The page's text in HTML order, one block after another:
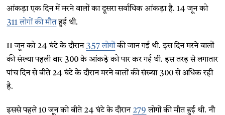
आंकड़ा एक दिन में मरने वालों का दूसरा सर्वाधिक आंकड़ा है. 14 जून को
311 लोगों की मौतहुई थी.
11 जून को 24 घंटे के दौरान 357 लोगोंकी जान गई थी. इस दिन मरने वालों
की संख्या पहली बार 300 के आंकड़े को पार कर गई थी. इस तरह से लगातार
पांच दिन से बीते 24 घंटे के दौरान मरने वालों की संख्या 300 से अधिक रही
है.
इससे पहले 10 जून को बीते 24 घंटे के दौरान 279 लोगों की मौत हुई थी. नौ